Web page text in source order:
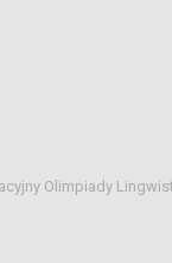
Olimpiady